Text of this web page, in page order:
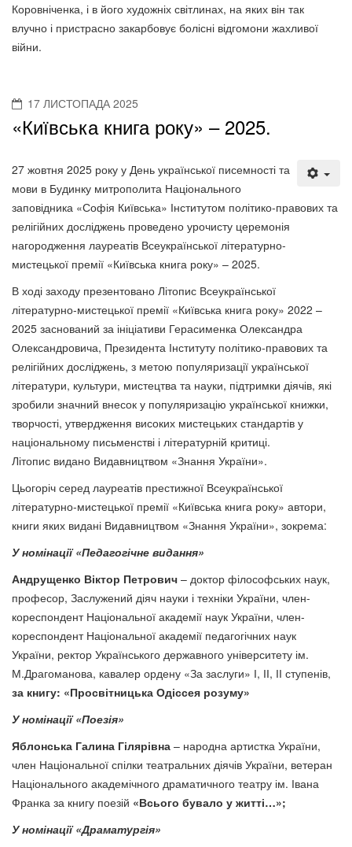
Коровніченка, і в його художніх світлинах, на яких він так
влучно і пристрасно закарбовує болісні відгомони жахливої
війни.
17 ЛИСТОПАДА 2025
«Київська книга року» – 2025.
27 жовтня 2025 року у День української писемності та
мови в Будинку митрополита Національного
заповідника «Софія Київська» Інститутом політико-правових та
релігійних досліджень проведено урочисту церемонія
нагородження лауреатів Всеукраїнської літературно-
мистецької премії «Київська книга року» – 2025.
В ході заходу презентовано Літопис Всеукраїнської
літературно-мистецької премії «Київська книга року» 2022 –
2025 заснований за ініціативи Герасименка Олександра
Олександровича, Президента Інституту політико-правових та
релігійних досліджень, з метою популяризації української
літератури, культури, мистецтва та науки, підтримки діячів, які
зробили значний внесок у популяризацію української книжки,
творчості, утвердження високих мистецьких стандартів у
національному письменстві і літературній критиці.
Літопис видано Видавництвом «Знання України».
Цьогоріч серед лауреатів престижної Всеукраїнської
літературно-мистецької премії «Київська книга року» автори,
книги яких видані Видавництвом «Знання України», зокрема:
У номінації «Педагогічне видання»
Андрущенко Віктор Петрович – доктор філософських наук,
професор, Заслужений діяч науки і техніки України, член-
кореспондент Національної академії наук України, член-
кореспондент Національної академії педагогічних наук
України, ректор Українського державного університету ім.
М.Драгоманова, кавалер ордену «За заслуги» І, ІІ, ІІ ступенів,
за книгу: «Просвітницька Одіссея розуму»
У номінації «Поезія»
Яблонська Галина Гілярівна – народна артистка України,
член Національної спілки театральних діячів України, ветеран
Національного академічного драматичного театру ім. Івана
Франка за книгу поезій «Всього бувало у житті…»;
У номінації «Драматургія»